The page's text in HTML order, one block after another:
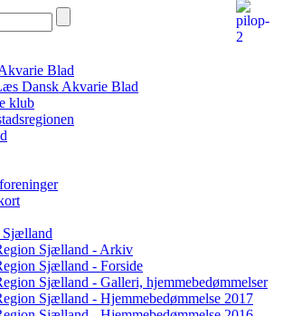
Blad
Dansk Akvarie Blad
klub
Sjælland
Sjælland - Arkiv
Sjælland - Forside
Sjælland - Galleri, hjemmebedømmelser
Sjælland - Hjemmebedømmelse 2017